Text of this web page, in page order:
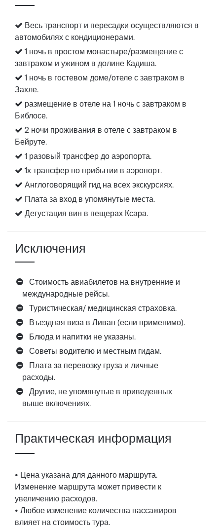
Весь транспорт и пересадки осуществляются в
автомобилях с кондиционерами.
1 ночь в простом монастыре/размещение с
завтраком и ужином в долине Кадиша.
1 ночь в гостевом доме/отеле с завтраком в
Захле.
размещение в отеле на 1 ночь с завтраком в
Библосе.
2 ночи проживания в отеле с завтраком в
Бейруте.
1 разовый трансфер до аэропорта.
1x трансфер по прибытии в аэропорт.
Англоговорящий гид на всех экскурсиях.
Плата за вход в упомянутые места.
Дегустация вин в пещерах Ксара.
Исключения
Стоимость авиабилетов на внутренние и
международные рейсы.
Туристическая/ медицинская страховка.
Въездная виза в Ливан (если применимо).
Блюда и напитки не указаны.
Советы водителю и местным гидам.
Плата за перевозку груза и личные
расходы.
Другие, не упомянутые в приведенных
выше включениях.
Практическая информация
• Цена указана для данного маршрута.
Изменение маршрута может привести к
увеличению расходов.
• Любое изменение количества пассажиров
влияет на стоимость тура.